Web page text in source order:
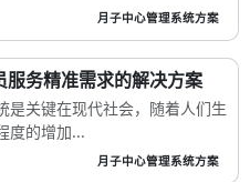
月子中心管理系统方案
务精准需求的解决方案
是关键在现代社会，随着人们生
度的增加...
月子中心管理系统方案